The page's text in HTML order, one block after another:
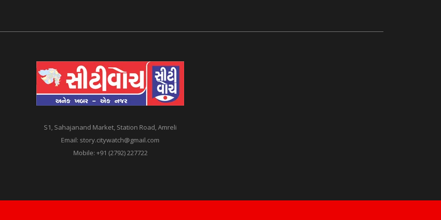
S1, Sahajanand Market, Station Road, Amreli
Email: story.citywatch@gmail.com
Mobile: +91 (2792) 227722